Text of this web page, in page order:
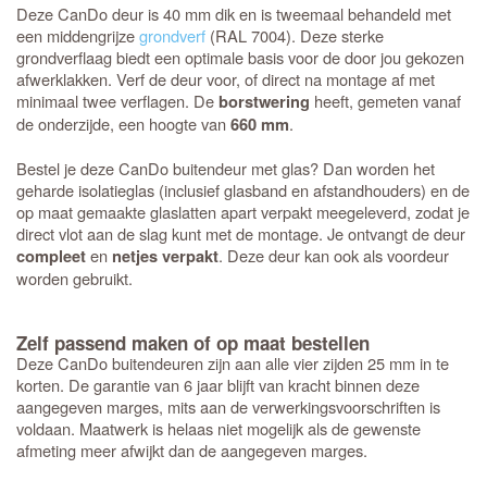
Deze CanDo deur is 40 mm dik en is tweemaal behandeld met
een middengrijzegrondverf (RAL 7004). Deze sterke
grondverflaag biedt een optimale basis voor de door jou gekozen
afwerklakken. Verf de deur voor, of direct na montage af met
minimaal twee verflagen. Deborstwering heeft, gemeten vanaf
de onderzijde, een hoogte van660 mm.
Bestel je deze CanDo buitendeur met glas? Dan worden het
geharde isolatieglas (inclusief glasband en afstandhouders) en de
op maat gemaakte glaslatten apart verpakt meegeleverd, zodat je
direct vlot aan de slag kunt met de montage. Je ontvangt de deur
compleeten netjes verpakt. Deze deur kan ook als voordeur
worden gebruikt.
Zelf passend maken of op maat bestellen
Deze CanDo buitendeuren zijn aan alle vier zijden 25 mm in te
korten. De garantie van 6 jaar blijft van kracht binnen deze
aangegeven marges, mits aan de verwerkingsvoorschriften is
voldaan. Maatwerk is helaas niet mogelijk als de gewenste
afmeting meer afwijkt dan de aangegeven marges.